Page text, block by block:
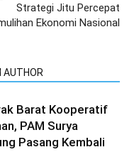
Strategi Jitu Percepat
Ekonomi Nasional
AUTHOR
Barat Kooperatif
PAM Surya
Pasang Kembali